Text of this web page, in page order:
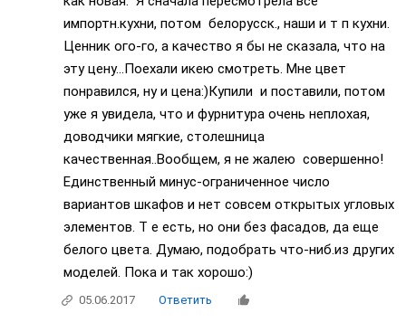
импортн.кухни, потом белорусск., наши и т п кухни.
Ценник ого-го, а качество я бы не сказала, что на
эту цену...Поехали икею смотреть. Мне цвет
понравился, ну и цена:)Купили и поставили, потом
уже я увидела, что и фурнитура очень неплохая,
доводчики мягкие, столешница
качественная..Вообщем, я не жалею совершенно!
Единственный минус-ограниченное число
вариантов шкафов и нет совсем открытых угловых
элементов. Т е есть, но они без фасадов, да еще
белого цвета. Думаю, подобрать что-ниб.из других
моделей. Пока и так хорошо:)
05.06.2017 Ответить